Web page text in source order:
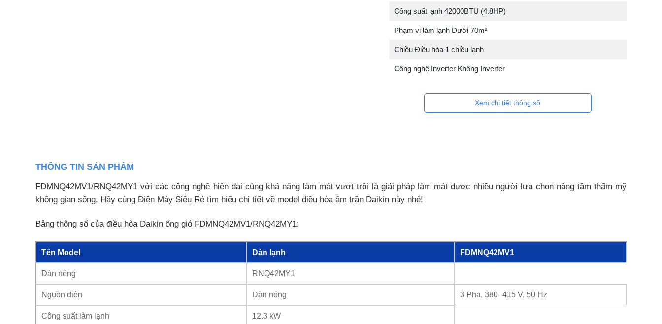
Công suất lạnh 42000BTU (4.8HP)
Phạm vi làm lạnh Dưới 70m²
Chiều Điều hòa 1 chiều lạnh
Công nghệ Inverter Không Inverter
Xem chi tiết thông số
THÔNG TIN SẢN PHẨM
FDMNQ42MV1/RNQ42MY1 với các công nghệ hiện đại cùng khả năng làm mát vượt trội là giải pháp làm mát được nhiều người lựa chọn nâng tầm thẩm mỹ
không gian sống. Hãy cùng Điện Máy Siêu Rẻ tìm hiểu chi tiết về model điều hòa âm trần Daikin này nhé!
Bảng thông số của điều hòa Daikin ống gió FDMNQ42MV1/RNQ42MY1:
Tên Model Dàn lạnh FDMNQ42MV1
Dàn nóng RNQ42MY1
Nguồn điện Dàn nóng 3 Pha, 380–415 V, 50 Hz
Công suất làm lạnh 12.3 kW